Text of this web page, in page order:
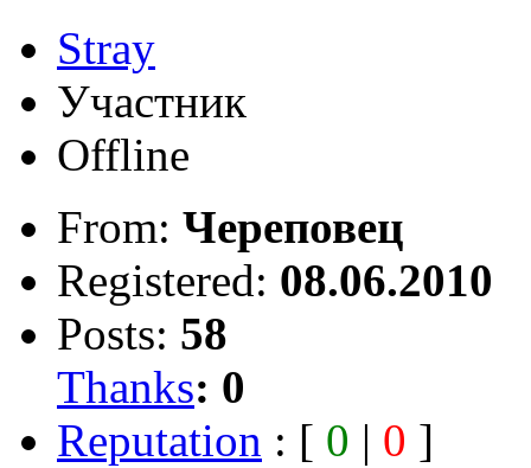
Stray
Участник
Offline
From: Череповец
Registered: 08.06.2010
Posts: 58
Thanks: 0
Reputation : [ 0 | 0 ]